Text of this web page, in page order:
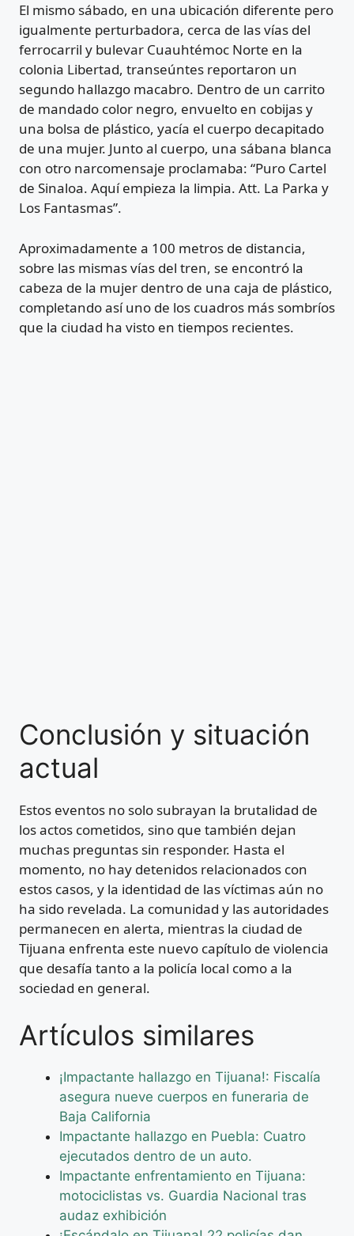
El mismo sábado, en una ubicación diferente pero
igualmente perturbadora, cerca de las vías del
ferrocarril y bulevar Cuauhtémoc Norte en la
colonia Libertad, transeúntes reportaron un
segundo hallazgo macabro. Dentro de un carrito
de mandado color negro, envuelto en cobijas y
una bolsa de plástico, yacía el cuerpo decapitado
de una mujer. Junto al cuerpo, una sábana blanca
con otro narcomensaje proclamaba: “Puro Cartel
de Sinaloa. Aquí empieza la limpia. Att. La Parka y
Los Fantasmas”.
Aproximadamente a 100 metros de distancia,
sobre las mismas vías del tren, se encontró la
cabeza de la mujer dentro de una caja de plástico,
completando así uno de los cuadros más sombríos
que la ciudad ha visto en tiempos recientes.
Conclusión y situación
actual
Estos eventos no solo subrayan la brutalidad de
los actos cometidos, sino que también dejan
muchas preguntas sin responder. Hasta el
momento, no hay detenidos relacionados con
estos casos, y la identidad de las víctimas aún no
ha sido revelada. La comunidad y las autoridades
permanecen en alerta, mientras la ciudad de
Tijuana enfrenta este nuevo capítulo de violencia
que desafía tanto a la policía local como a la
sociedad en general.
Artículos similares
¡Impactante hallazgo en Tijuana!: Fiscalía
asegura nueve cuerpos en funeraria de
Baja California
Impactante hallazgo en Puebla: Cuatro
ejecutados dentro de un auto.
Impactante enfrentamiento en Tijuana:
motociclistas vs. Guardia Nacional tras
audaz exhibición